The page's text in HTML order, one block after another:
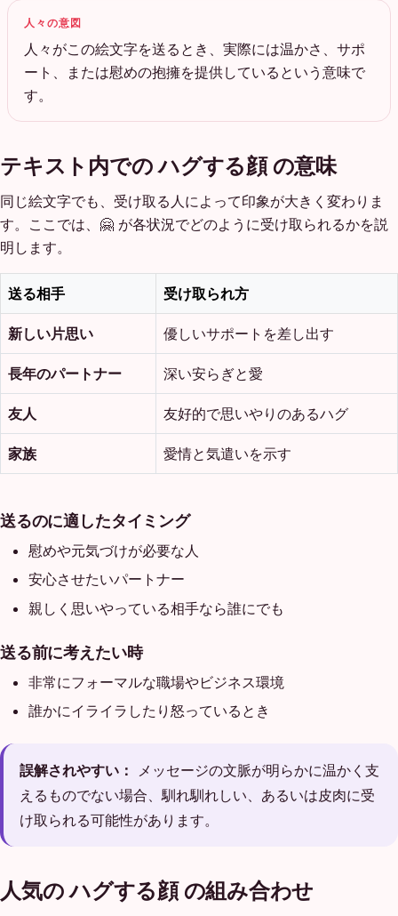
人々の意図
人々がこの絵文字を送るとき、実際には温かさ、サポ
ート、または慰めの抱擁を提供しているという意味で
す。
テキスト内での ハグする顔 の意味
同じ絵文字でも、受け取る人によって印象が大きく変わりま
す。ここでは、🤗 が各状況でどのように受け取られるかを説
明します。
送る相手 受け取られ方
新しい片思い 優しいサポートを差し出す
長年のパートナー 深い安らぎと愛
友人 友好的で思いやりのあるハグ
家族 愛情と気遣いを示す
送るのに適したタイミング
慰めや元気づけが必要な人
安心させたいパートナー
親しく思いやっている相手なら誰にでも
送る前に考えたい時
非常にフォーマルな職場やビジネス環境
誰かにイライラしたり怒っているとき
誤解されやすい：
メッセージの文脈が明らかに温かく支
えるものでない場合、馴れ馴れしい、あるいは皮肉に受
け取られる可能性があります。
人気の ハグする顔 の組み合わせ